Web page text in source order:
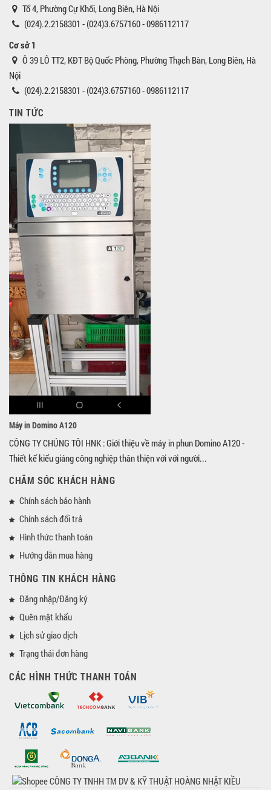
Tổ 4, Phường Cự Khối, Long Biên, Hà Nội
(024).2.2158301 - (024)3.6757160 - 0986112117
Cơ sở 1
Ô 39 LÔ TT2, KĐT Bộ Quốc Phòng, Phường Thạch Bàn, Long Biên, Hà
Nội
(024).2.2158301 - (024)3.6757160 - 0986112117
TIN TỨC
Máy in Domino A120
CÔNG TY CHÚNG TÔI HNK : Giới thiệu về máy in phun Domino A120 -
Thiết kế kiểu giáng công nghiệp thân thiện với với người...
CHĂM SÓC KHÁCH HÀNG
Chính sách bảo hành
Chính sách đổi trả
Hình thức thanh toán
Hướng dẫn mua hàng
THÔNG TIN KHÁCH HÀNG
Đăng nhập/Đăng ký
Quên mật khẩu
Lịch sử giao dịch
Trạng thái đơn hàng
CÁC HÌNH THỨC THANH TOÁN